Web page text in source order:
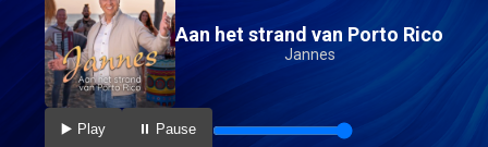
Aan het strand van Porto Rico
Jannes
▶️ Play ⏸️ Pause